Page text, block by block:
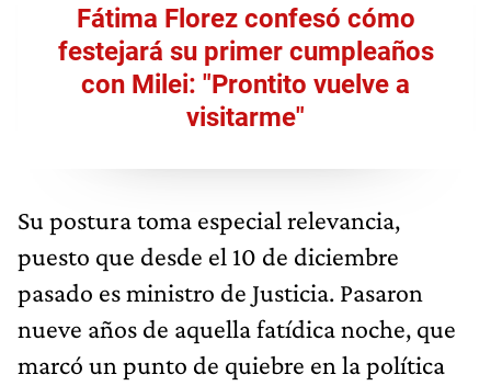
Fátima Florez confesó cómo
festejará su primer cumpleaños
con Milei: "Prontito vuelve a
visitarme"
Su postura toma especial relevancia,
puesto que desde el 10 de diciembre
pasado es ministro de Justicia. Pasaron
nueve años de aquella fatídica noche, que
marcó un punto de quiebre en la política